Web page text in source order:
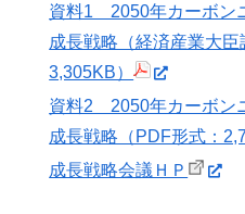
資料1 2050年カーボン
成長戦略（経済産業大臣
3,305KB）
資料2 2050年カーボン
成長戦略（PDF形式：
成長戦略会議ＨＰ